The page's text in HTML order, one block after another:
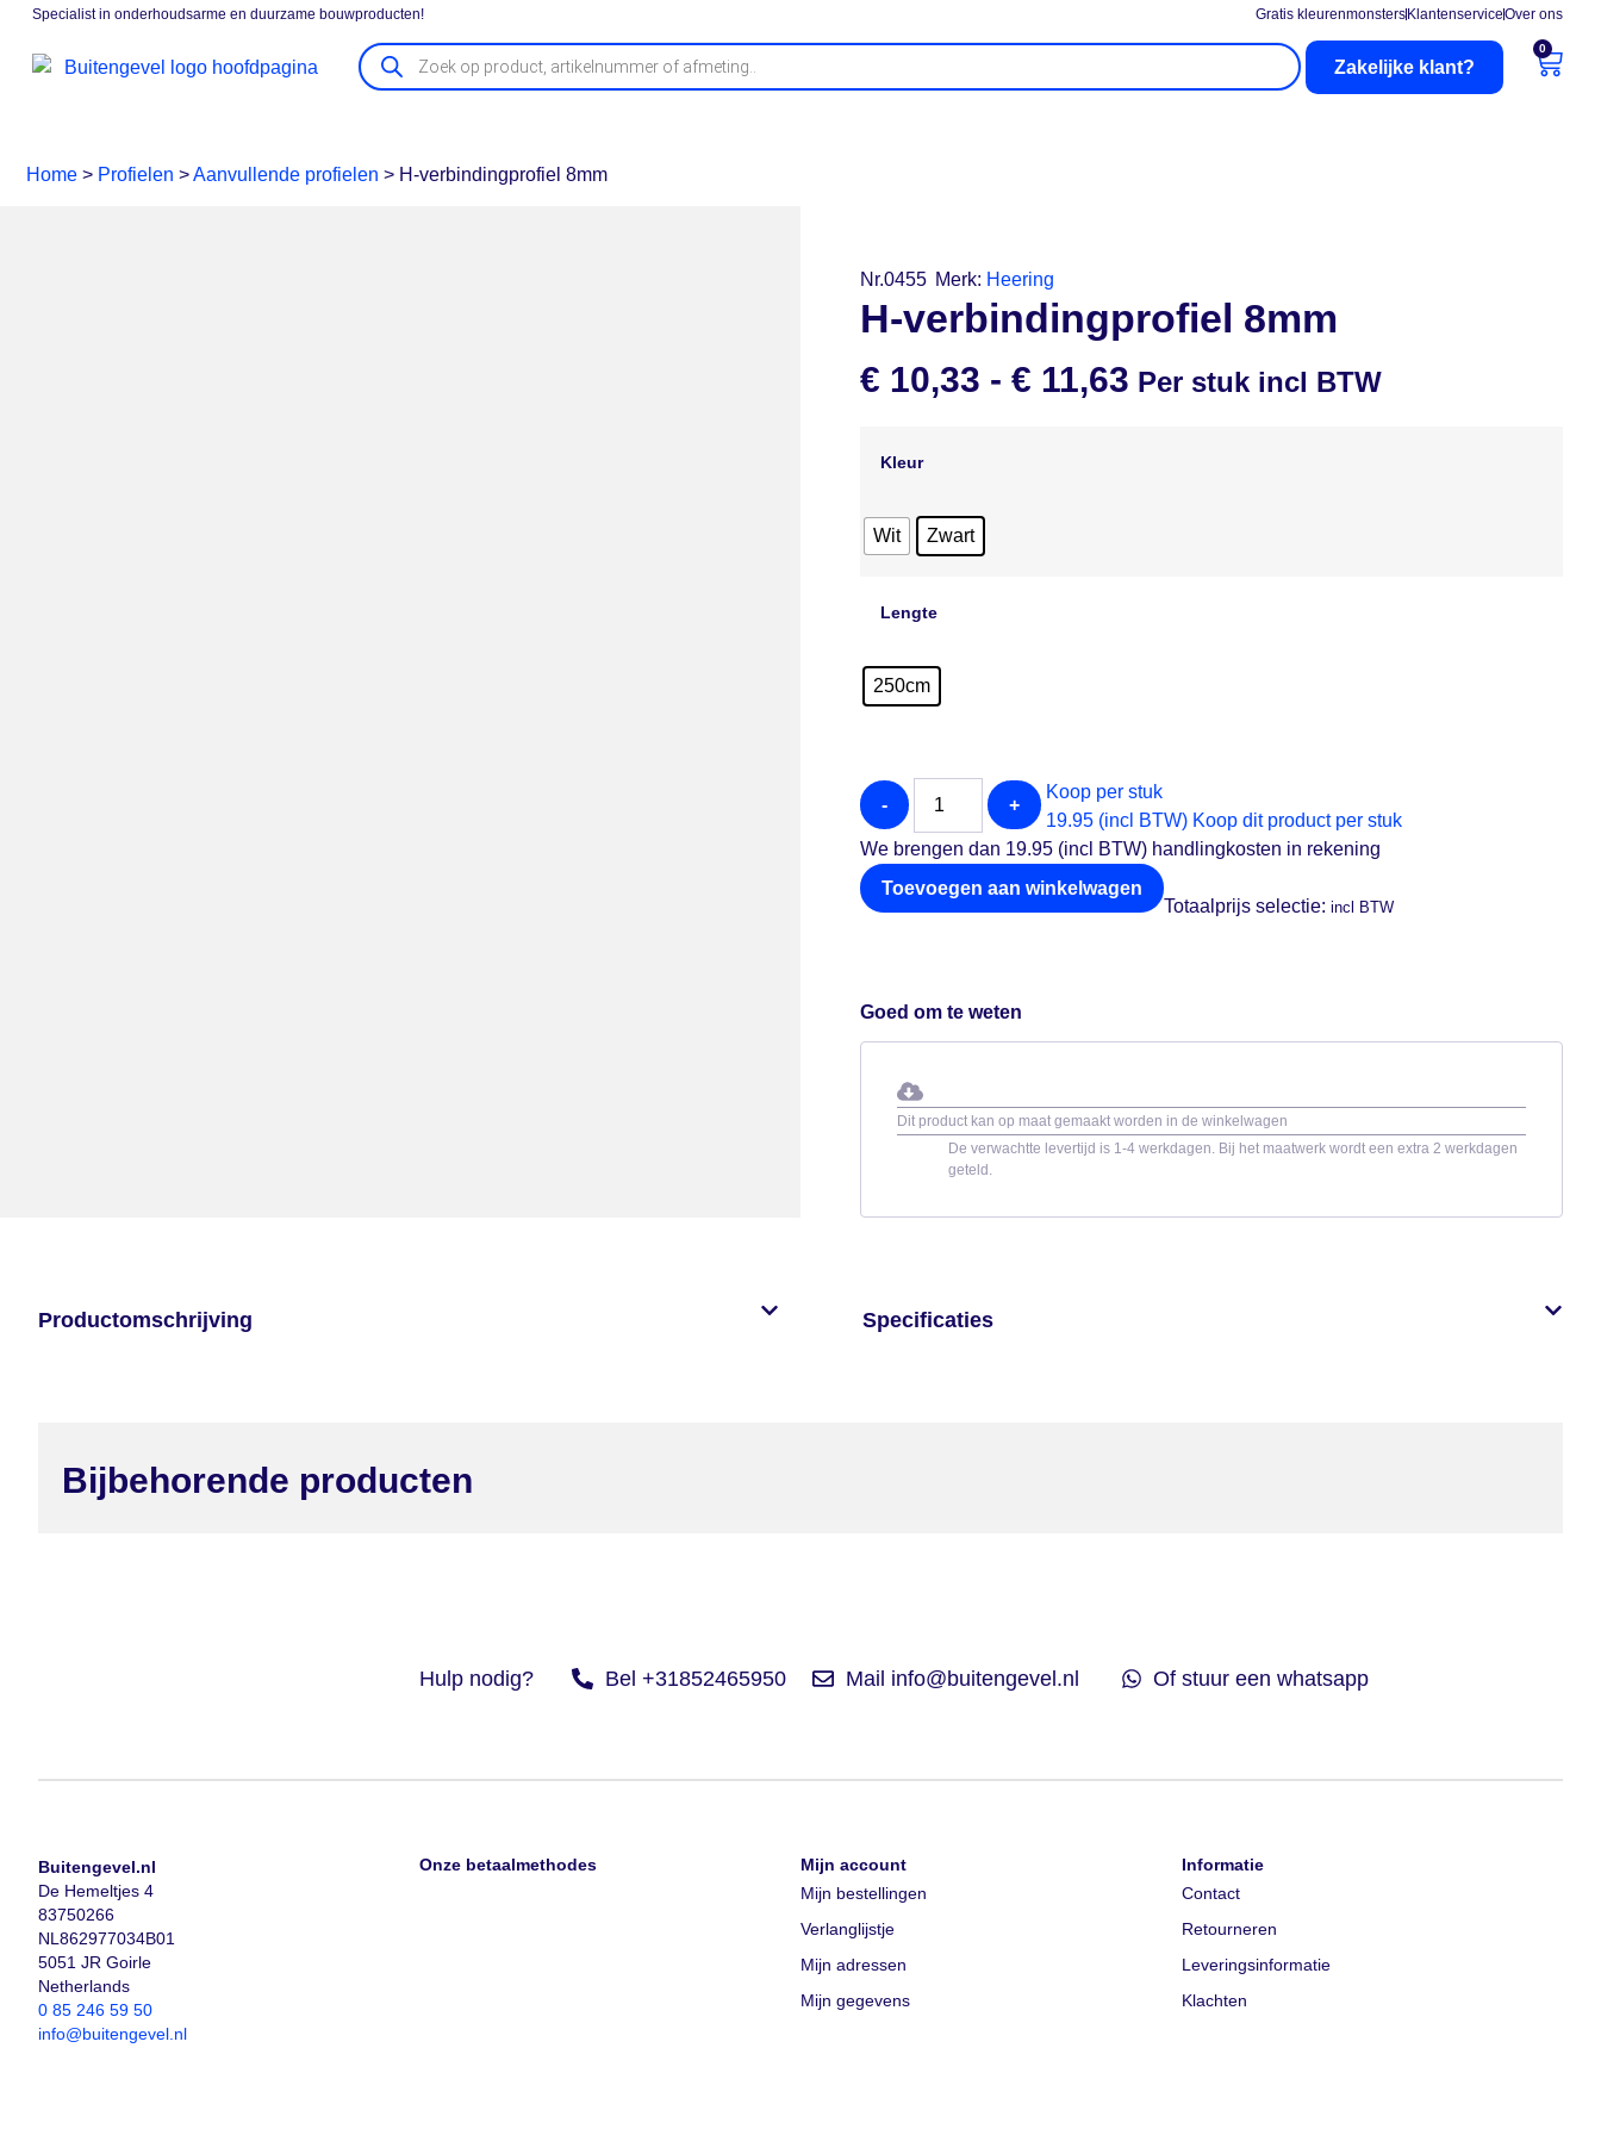
Specialist in onderhoudsarme en duurzame bouwproducten! Gratis kleurenmonsters KlantenserviceOver ons
Zakelijke klant?
0
Home > Profielen >Aanvullende profielen > H-verbindingprofiel 8mm
Nr.0455 Merk: Heering
H-verbindingprofiel 8mm
€ 10,33 - € 11,63 Per stuk incl BTW
Kleur
Wit Zwart
Lengte
250cm
- +
Koop per stuk
19.95 (incl BTW) Koop dit product per stuk
We brengen dan 19.95 (incl BTW) handlingkosten in rekening
Toevoegen aan winkelwagen
Totaalprijs selectie: incl BTW
Goed om te weten
Dit product kan op maat gemaakt worden in de winkelwagen
De verwachtte levertijd is 1-4 werkdagen. Bij het maatwerk wordt een extra 2 werkdagen
geteld.
Productomschrijving Specificaties
Bijbehorende producten
Hulp nodig? Bel +31852465950 Mail info@buitengevel.nl Of stuur een whatsapp
Buitengevel.nl
De Hemeltjes 4
83750266
NL862977034B01
5051 JR Goirle
Netherlands
0 85 246 59 50
info@buitengevel.nl
Onze betaalmethodes
Mijn account
Mijn bestellingen
Verlanglijstje
Mijn adressen
Mijn gegevens
Informatie
Contact
Retourneren
Leveringsinformatie
Klachten